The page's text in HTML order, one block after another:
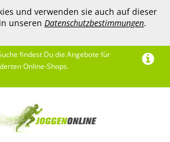
und verwenden sie auch auf dieser
unseren Datenschutzbestimmungen.
findest Du die Angebote für
Online-Shops.